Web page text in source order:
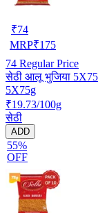
₹74
MRP₹175
74 Regular Price
सेठी आलू भुजिया
5X75g
₹19.73/100g
सेठी
ADD
55%
OFF